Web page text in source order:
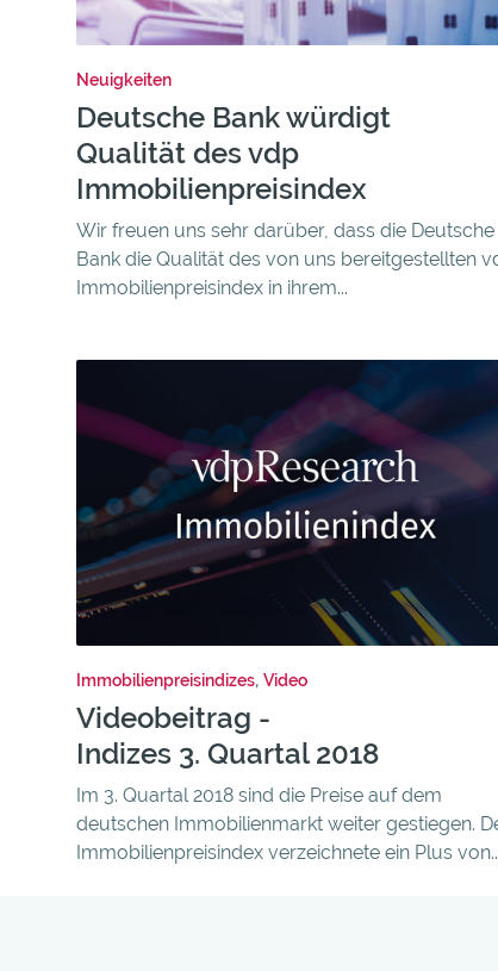
Neuigkeiten
Deutsche Bank würdigt
Qualität des vdp
Immobilienpreisindex
Wir freuen uns sehr darüber, dass die Deutsche
Bank die Qualität des von uns bereitgestellten
Immobilienpreisindex in ihrem...
Immobilienpreisindizes, Video
Videobeitrag -
Indizes 3. Quartal 2018
Im 3. Quartal 2018 sind die Preise auf dem
deutschen Immobilienmarkt weiter gestiegen.
Immobilienpreisindex verzeichnete ein Plus